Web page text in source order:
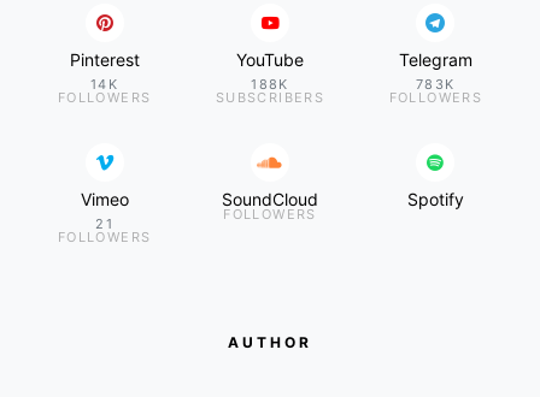
Pinterest
14K
FOLLOWERS
YouTube
188K
SUBSCRIBERS
Telegram
783K
FOLLOWERS
Vimeo
21
FOLLOWERS
SoundCloud
FOLLOWERS
Spotify
AUTHOR